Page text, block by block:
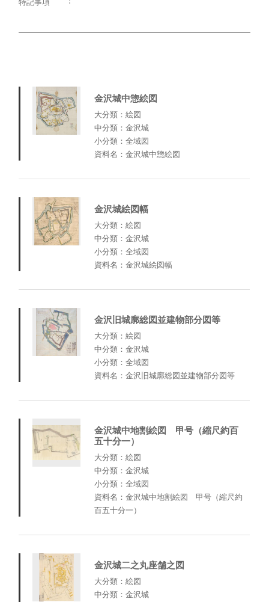
特記事項
金沢城中惣絵図
大分類：絵図
中分類：金沢城
小分類：全域図
資料名：金沢城中惣絵図
金沢城絵図幅
大分類：絵図
中分類：金沢城
小分類：全域図
資料名：金沢城絵図幅
金沢旧城廓総図並建物部分図等
大分類：絵図
中分類：金沢城
小分類：全域図
資料名：金沢旧城廓総図並建物部分図等
金沢城中地割絵図 甲号（縮尺約百
五十分一）
大分類：絵図
中分類：金沢城
小分類：全域図
資料名：金沢城中地割絵図 甲号（縮尺約
百五十分一）
金沢城二之丸座舗之図
大分類：絵図
中分類：金沢城